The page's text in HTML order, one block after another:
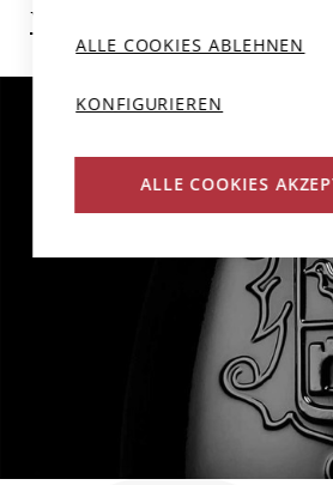
Weitere Weine des
ALLE COOKIES ABLEHNEN
KONFIGURIEREN
ALLE COOKIES